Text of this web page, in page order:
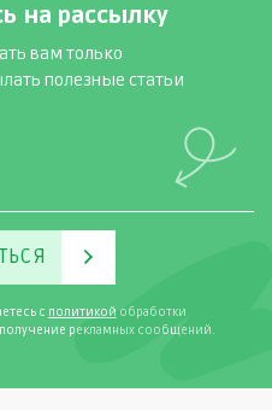
на рассылку
вам только
полезные статьи
с политикой обработки
получение рекламных сообщений.